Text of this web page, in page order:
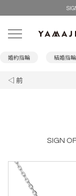
婚約指輪 結婚指輪
◁ 前
SIGN